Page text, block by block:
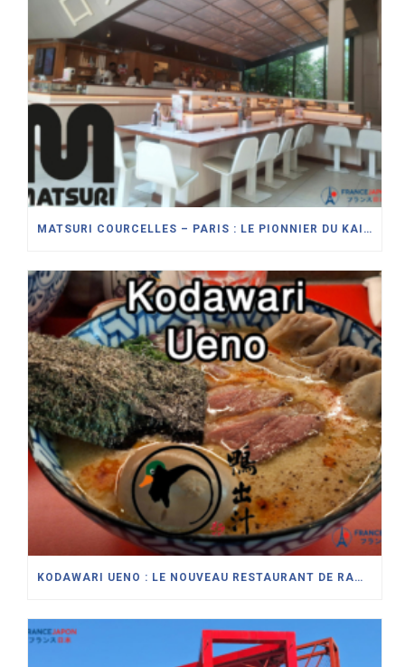
MATSURI COURCELLES – PARIS : LE PIONNIER DU KAITENZUSHI (SUSHI SUR TAPIS ROULANT) MODERNISE SON CONCEPT DE RESTAURANT JAPONAIS
KODAWARI UENO : LE NOUVEAU RESTAURANT DE RAMEN SPÉCIALISÉ DANS LE CANARD À PARIS